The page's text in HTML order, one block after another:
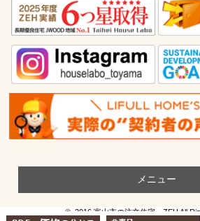
メニュー
© 2016 富山市の注文住宅・ZEH All